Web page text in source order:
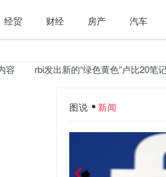
经贸 财经 房产 汽车
rbi发出新的“绿色黄色”卢比20笔记
图说 新闻